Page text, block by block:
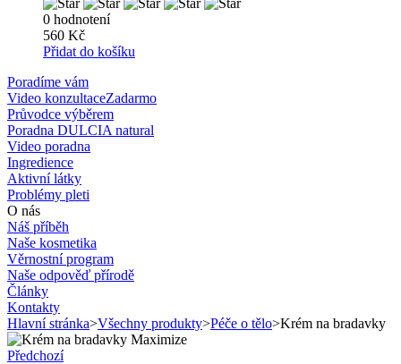
0 hodnotení
560 Kč
Přidat do košíku
Poradíme vám
Video konzultaceZadarmo
Průvodce výběrem
Poradna DULCIA natural
Video poradna
Ingredience
Aktivní látky
Problémy pleti
O nás
Náš příběh
Naše kosmetika
Věrnostní program
Naše odpověď přírodě
Články
Kontakty
Hlavní stránka>Všechny produkty>Péče o tělo>Krém na bradavky
Maximize
Předchozí